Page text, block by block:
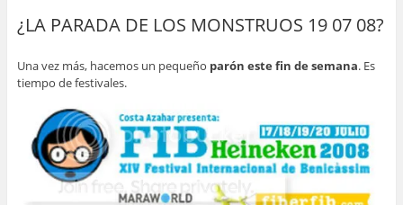
¿LA PARADA DE LOS MONSTRUOS 19 07 08?
Una vez más, hacemos un pequeño parón este fin de semana. Es
tiempo de festivales.